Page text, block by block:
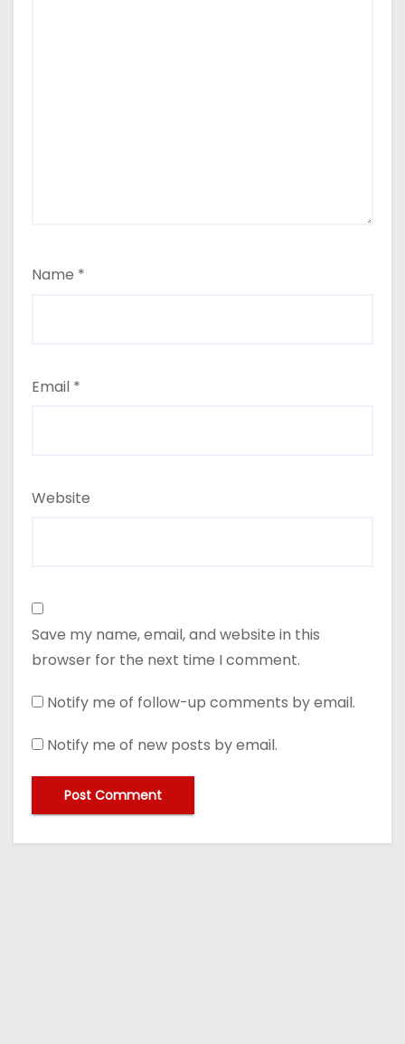
Name *
Email *
Website
Save my name, email, and website in this
browser for the next time I comment.
Notify me of follow-up comments by email.
Notify me of new posts by email.